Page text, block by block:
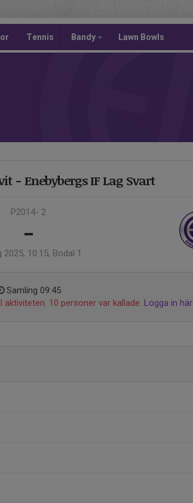
Tennis Bandy Lawn Bowls
- Enebybergs IF Lag Svart
P2014- 2
-
2025, 10:15, Bodal 1
Samling 09:45
10 personer var kallade. Logga in här